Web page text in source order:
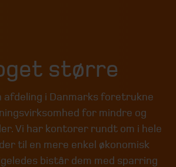
større
afdeling i Danmarks foretrukne
for mindre og
Vi har kontorer rundt om i hele
til en mere enkel økonomisk
bistår dem med sparring